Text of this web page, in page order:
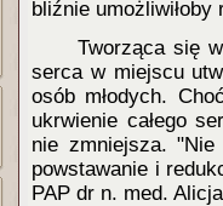
bliźnie
Tworząca się
serca w miejscu
osób młodych.
ukrwienie całego
nie zmniejsza.
powstawanie i
PAP dr n. med.